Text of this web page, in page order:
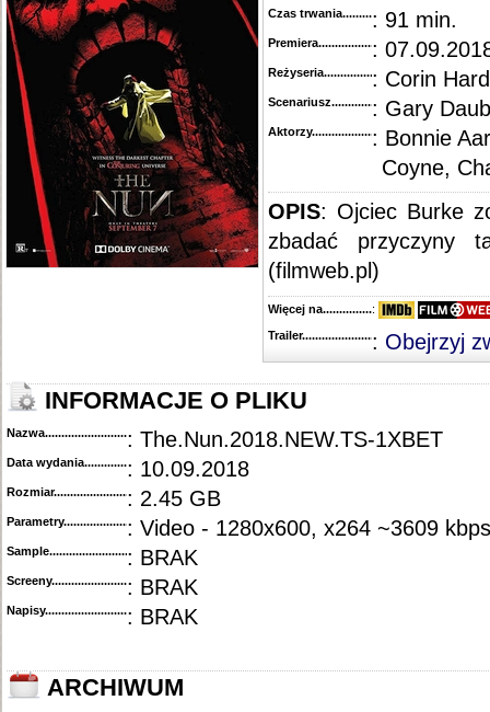
Czas trwania......................................
: 91 min.
Premiera..........................................
:
Reżyseria........................................
: Corin
Scenariusz........................................
: Gary
Aktorzy...........................................
: Bonnie
Coyne,
OPIS: Ojciec Burke
zbadać przyczyny
(filmweb.pl)
Więcej na........................................
:
Trailer...........................................
: Obejrzyj
INFORMACJE O PLIKU
Nazwa.............................................: The.Nun.2018.NEW.TS-1XBET
Data wydania......................................
: 10.09.2018
Rozmiar...........................................
: 2.45 GB
Parametry.........................................: Video - 1280x600, x264 ~3609
Sample............................................
: BRAK
Screeny...........................................
: BRAK
Napisy............................................
: BRAK
ARCHIWUM